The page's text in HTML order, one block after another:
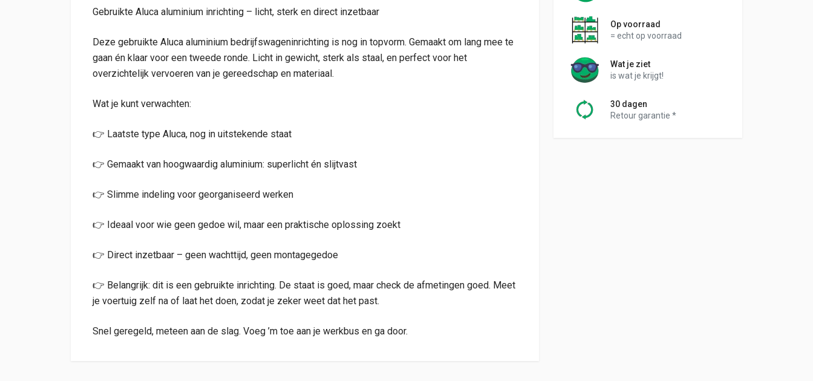
Op voorraad
= echt op voorraad
Wat je ziet
is wat je krijgt!
30 dagen
Retour garantie *
Gebruikte Aluca aluminium inrichting – licht, sterk en direct inzetbaar
Deze gebruikte Aluca aluminium bedrijfswageninrichting is nog in topvorm. Gemaakt om lang mee te
gaan én klaar voor een tweede ronde. Licht in gewicht, sterk als staal, en perfect voor het
overzichtelijk vervoeren van je gereedschap en materiaal.
Wat je kunt verwachten:
👉 Laatste type Aluca, nog in uitstekende staat
👉 Gemaakt van hoogwaardig aluminium: superlicht én slijtvast
👉 Slimme indeling voor georganiseerd werken
👉 Ideaal voor wie geen gedoe wil, maar een praktische oplossing zoekt
👉 Direct inzetbaar – geen wachttijd, geen montagegedoe
👉 Belangrijk: dit is een gebruikte inrichting. De staat is goed, maar check de afmetingen goed. Meet
je voertuig zelf na of laat het doen, zodat je zeker weet dat het past.
Snel geregeld, meteen aan de slag. Voeg ’m toe aan je werkbus en ga door.